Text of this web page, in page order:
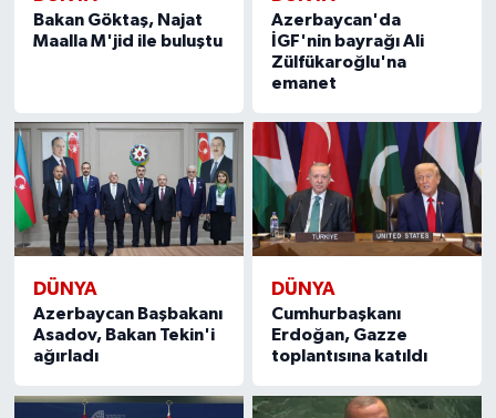
Bakan Göktaş, Najat
Maalla M'jid ile buluştu
Azerbaycan'da
İGF'nin bayrağı Ali
Zülfükaroğlu'na
emanet
DÜNYA
Azerbaycan Başbakanı
Asadov, Bakan Tekin'i
ağırladı
DÜNYA
Cumhurbaşkanı
Erdoğan, Gazze
toplantısına katıldı